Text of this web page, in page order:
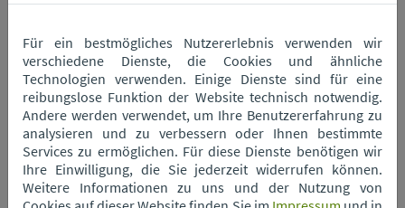
Dieses YouTube Video laden
Cookie-Einstellungen
Für ein bestmögliches Nutzererlebnis verwenden wir
verschiedene Dienste, die Cookies und ähnliche
Technologien verwenden. Einige Dienste sind für eine
reibungslose Funktion der Website technisch notwendig.
Andere werden verwendet, um Ihre Benutzererfahrung zu
analysieren und zu verbessern oder Ihnen bestimmte
Services zu ermöglichen. Für diese Dienste benötigen wir
Ihre Einwilligung, die Sie jederzeit widerrufen können.
Weitere Informationen zu uns und der Nutzung von